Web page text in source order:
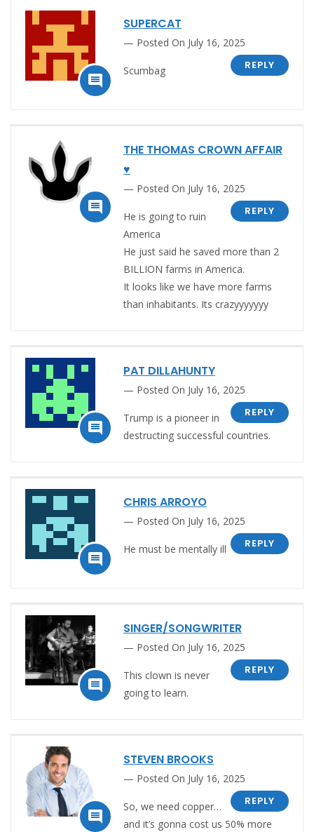

SUPERCAT
Posted On July 16, 2025
REPLY
Scumbag

THE THOMAS CROWN AFFAIR
♥
Posted On July 16, 2025
REPLY
He is going to ruin
America
He just said he saved more than 2
BILLION farms in America.
It looks like we have more farms
than inhabitants. Its crazyyyyyyy

PAT DILLAHUNTY
Posted On July 16, 2025
REPLY
Trump is a pioneer in
destructing successful countries.

CHRIS ARROYO
Posted On July 16, 2025
REPLY
He must be mentally ill

SINGER/SONGWRITER
Posted On July 16, 2025
REPLY
This clown is never
going to learn.

STEVEN BROOKS
Posted On July 16, 2025
REPLY
So, we need copper…
and it’s gonna cost us 50% more